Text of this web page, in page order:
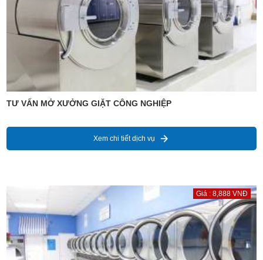
TƯ VẤN MỞ XƯỞNG GIẶT CÔNG NGHIỆP
Xem chi tiết dịch vụ
Giá : 8,888 VNĐ